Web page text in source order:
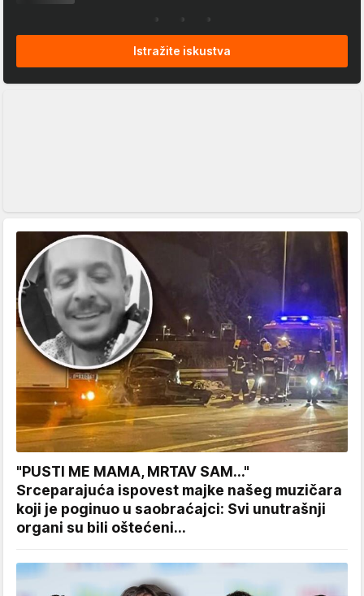
Istražite iskustva
"PUSTI ME MAMA, MRTAV SAM..."
Srceparajuća ispovest majke našeg muzičara
koji je poginuo u saobraćajci: Svi unutrašnji
organi su bili oštećeni...